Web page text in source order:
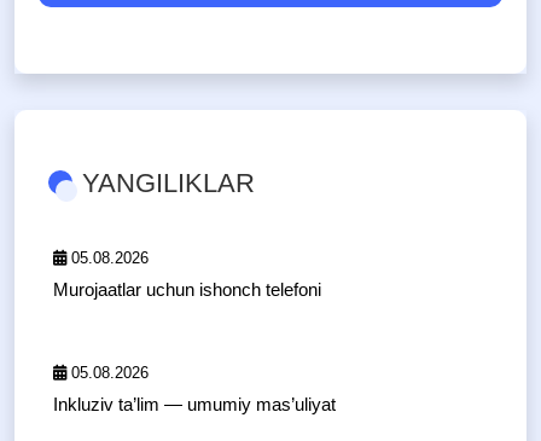
YANGILIKLAR
05.08.2026
Murojaatlar uchun ishonch telefoni
05.08.2026
Inkluziv ta’lim — umumiy mas’uliyat